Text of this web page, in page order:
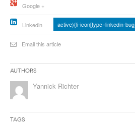
Google +
Linkedin active){li-icon[type=linkedin-
Email this article
Authors
Yannick Richter
Tags